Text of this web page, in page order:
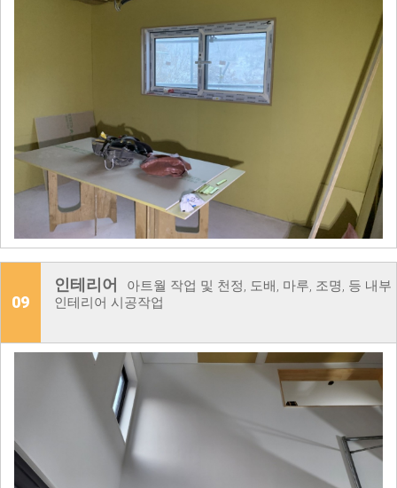
09
인테리어
아트월 작업 및 천정, 도배, 마루, 조명, 등 내부
인테리어 시공작업